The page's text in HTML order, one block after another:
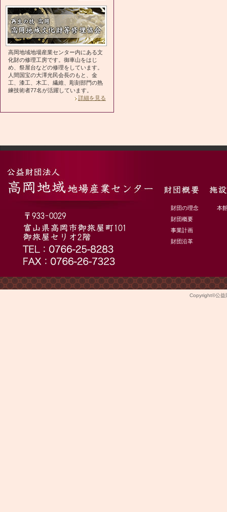
高岡地域地場産業センター内にある文
化財の修理工房です。御車山をはじ
め、祭屋台などの修理をしています。
人間国宝の大澤光民会長のもと、金
工、漆工、木工、繊維、彫刻部門の熟
練技術者77名が活躍しています。
詳細を見る
財団の理念
財団概要
事業計画
財団沿革
本
Copyright©公益